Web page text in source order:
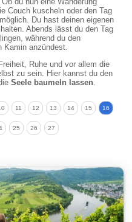
Couch kuscheln oder den Tag
Du hast deinen eigenen
Abends lässt du den Tag
während du den
Kamin anzündest.
Ruhe und vor allem die
zu sein. Hier kannst du den
Seele baumeln lassen.
11 12 13 14 15 16
25 26 27